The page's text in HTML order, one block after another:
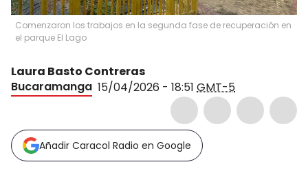
Comenzaron los trabajos en la segunda fase de recuperación en
el parque El Lago
Laura Basto Contreras
Bucaramanga 15/04/2026 - 18:51 GMT-5
Añadir Caracol Radio en Google